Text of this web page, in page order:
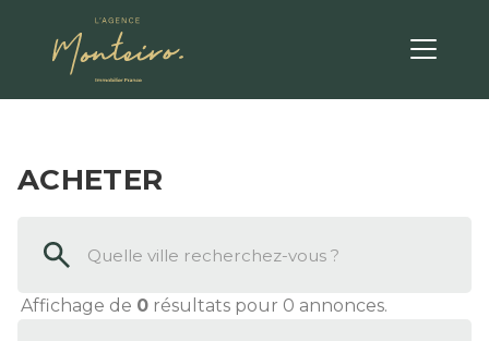
ACHETER
Affichage de 0 résultats pour 0 annonces.